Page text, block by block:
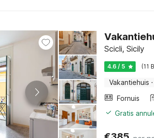
Scicli, Sicily
4.6 / 5 (11
Vakantiehuis ·
Fornuis
Gratis